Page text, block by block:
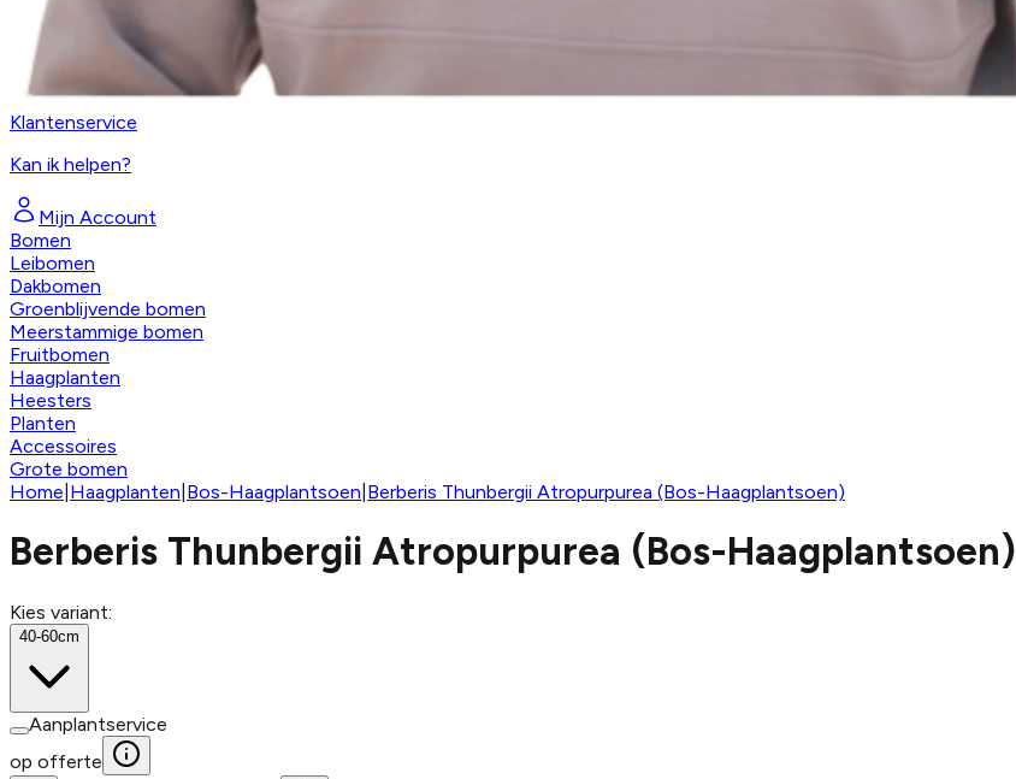
Klantenservice
Kan ik helpen?
Mijn Account
Bomen
Leibomen
Dakbomen
Groenblijvende bomen
Meerstammige bomen
Fruitbomen
Haagplanten
Heesters
Planten
Accessoires
Grote bomen
Home Haagplanten Bos-Haagplantsoen Berberis Thunbergii Atropurpurea (Bos-Haagplantsoen)
Berberis Thunbergii Atropurpurea (Bos-Haagplantsoen)
Kies variant:
40-60cm
Aanplantservice
op offerte